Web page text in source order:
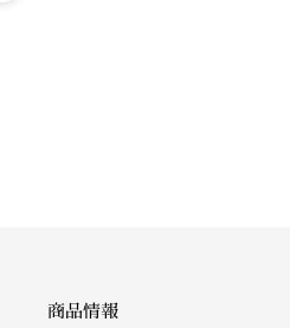
商品情報